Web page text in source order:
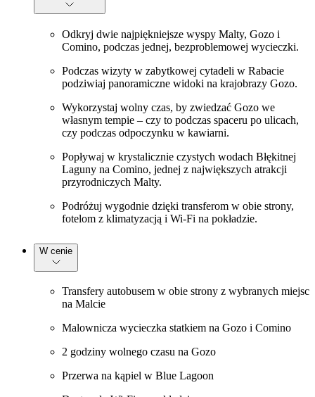
Odkryj dwie najpiękniejsze wyspy Malty, Gozo i
Comino, podczas jednej, bezproblemowej wycieczki.
Podczas wizyty w zabytkowej cytadeli w Rabacie
podziwiaj panoramiczne widoki na krajobrazy Gozo.
Wykorzystaj wolny czas, by zwiedzać Gozo we
własnym tempie – czy to podczas spaceru po ulicach,
czy podczas odpoczynku w kawiarni.
Popływaj w krystalicznie czystych wodach Błękitnej
Laguny na Comino, jednej z największych atrakcji
przyrodniczych Malty.
Podróżuj wygodnie dzięki transferom w obie strony,
fotelom z klimatyzacją i Wi-Fi na pokładzie.
W cenie
Transfery autobusem w obie strony z wybranych miejsc
na Malcie
Malownicza wycieczka statkiem na Gozo i Comino
2 godziny wolnego czasu na Gozo
Przerwa na kąpiel w Blue Lagoon